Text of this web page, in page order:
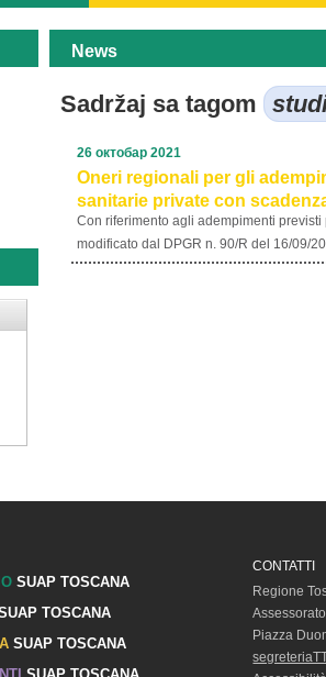
News
Sadržaj sa tagom
Oneri regionali per gli
sanitarie private con
Con riferimento agli adempimenti
modificato dal DPGR n. 90/R del 16/09/
26 октобар 2021
SUAP TOSCANA
TOSCANA
SUAP TOSCANA
CONTATTI
Regione
Piazza